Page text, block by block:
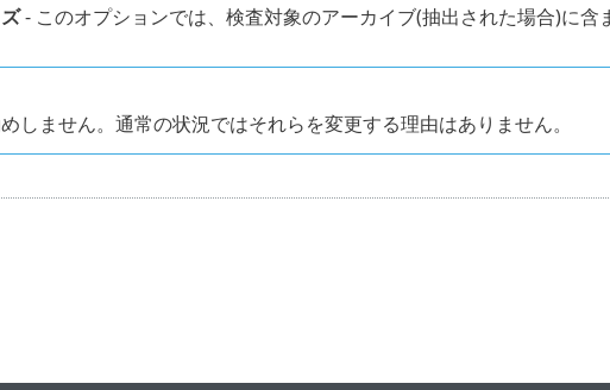
- このオプションでは、検査対象のアーカイブ(抽出された場合)に含
しません。通常の状況ではそれらを変更する理由はありません。